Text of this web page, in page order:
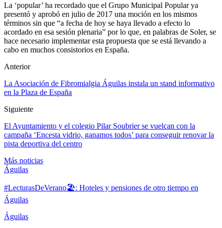
La ‘popular’ ha recordado que el Grupo Municipal Popular ya
presentó y aprobó en julio de 2017 una moción en los mismos
términos sin que “a fecha de hoy se haya llevado a efecto lo
acordado en esa sesión plenaria” por lo que, en palabras de Soler, se
hace necesario implementar esta propuesta que se está llevando a
cabo en muchos consistorios en España.
Anterior
La Asociación de Fibromialgia Águilas instala un stand informativo
en la Plaza de España
Siguiente
El Ayuntamiento y el colegio Pilar Soubrier se vuelcan con la
campaña ‘Encesta vidrio, ganamos todos’ para conseguir renovar la
pista deportiva del centro
Más noticias
Águilas
#LecturasDeVerano🏖: Hoteles y pensiones de otro tiempo en
Águilas
Águilas